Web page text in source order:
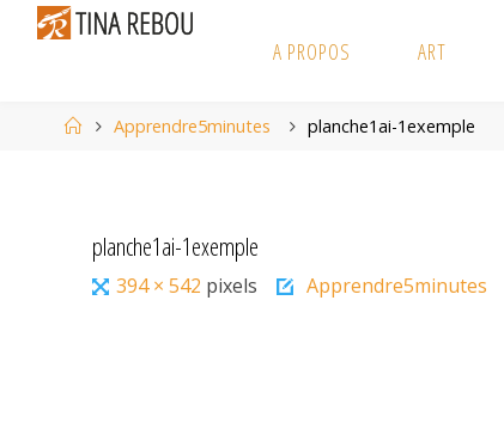
A PROPOS ART
HomeApprendre5minutes planche1ai-1exemple
planche1ai-1exemple
Full394 × 542 pixels Apprendre5minutes